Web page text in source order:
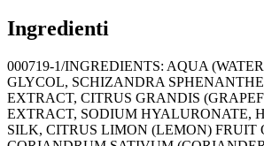
Ingredienti
000719-1/INGREDIENTS: AQUA
GLYCOL, SCHIZANDRA
EXTRACT, CITRUS GRANDIS
EXTRACT, SODIUM HYALURONATE,
SILK, CITRUS LIMON (LEMON) FRUIT